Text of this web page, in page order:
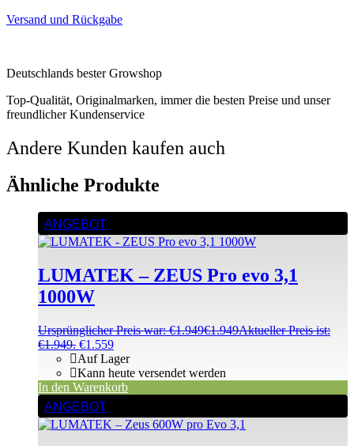
Versand und Rückgabe
Deutschlands bester Growshop
Top-Qualität, Originalmarken, immer die besten Preise und unser
freundlicher Kundenservice
Andere Kunden kaufen auch
Ähnliche Produkte
ANGEBOT
LUMATEK – ZEUS Pro evo 3,1
1000W
Ursprünglicher Preis war: €1.949€1.949Aktueller Preis ist:
€1.949. €1.559
Auf Lager
Kann heute versendet werden
In den Warenkorb
ANGEBOT